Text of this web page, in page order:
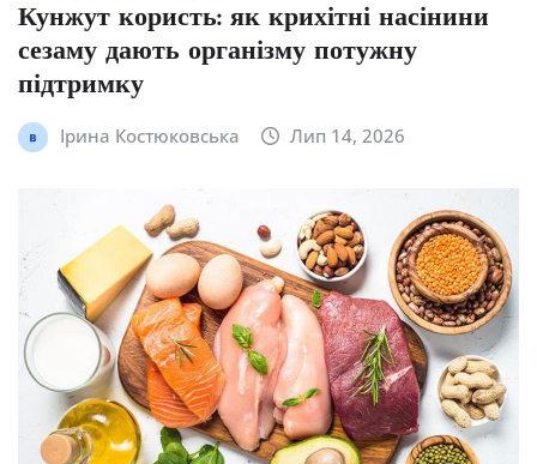
Кунжут користь: як крихітні насінини
сезаму дають організму потужну
підтримку
Ірина Костюковська Лип 14, 2026